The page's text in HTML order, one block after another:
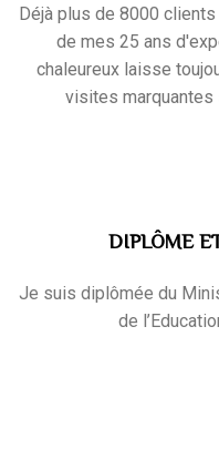
Déjà plus de 8000
de mes 25 ans
chaleureux laisse
visites marquantes
DIPLÔME
Je suis diplômée du
de